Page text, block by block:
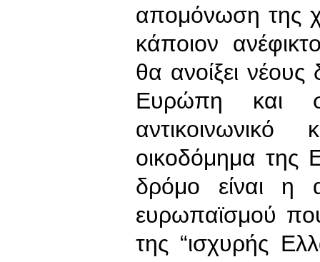
απομόνωση της
κάποιον
θα ανοίξει
Ευρώπη και
αντικοινωνικό
οικοδόμημα της
δρόμο είναι η
ευρωπαϊσμού
της “ισχυρής